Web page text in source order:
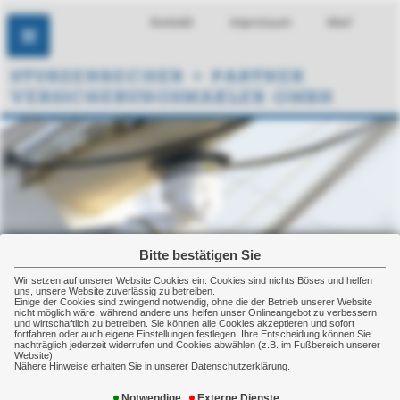
Bitte bestätigen Sie
Wir setzen auf unserer Website Cookies ein. Cookies sind nichts Böses und helfen
uns, unsere Website zuverlässig zu betreiben.
Einige der Cookies sind zwingend notwendig, ohne die der Betrieb unserer Website
nicht möglich wäre, während andere uns helfen unser Onlineangebot zu verbessern
und wirtschaftlich zu betreiben. Sie können alle Cookies akzeptieren und sofort
fortfahren oder auch eigene Einstellungen festlegen. Ihre Entscheidung können Sie
nachträglich jederzeit widerrufen und Cookies abwählen (z.B. im Fußbereich unserer
Website).
Nähere Hinweise erhalten Sie in unserer Datenschutzerklärung.
Kontakt Impressum Mail